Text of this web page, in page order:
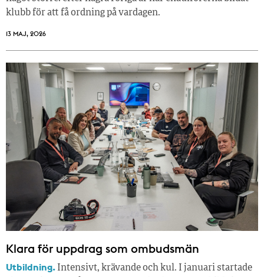
klubb för att få ordning på vardagen.
13 MAJ, 2026
Klara för uppdrag som ombudsmän
Utbildning. Intensivt, krävande och kul. I januari startade